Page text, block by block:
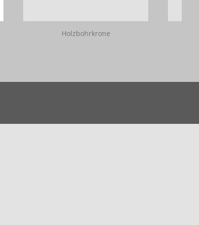
Holzbohrkrone